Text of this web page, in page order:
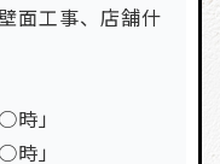
面工事、店舗什
」
」